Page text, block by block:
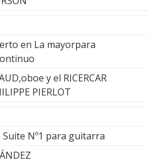
en La mayorpara
y el RICERCAR
PIERLOT
Nº1 para guitarra